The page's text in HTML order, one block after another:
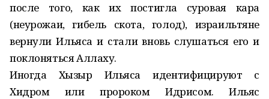
после того, как их постигла суровая кара
(неурожаи, гибель скота, голод), израильтяне
вернули Ильяса и стали вновь слушаться его и
поклоняться Аллаху.
Иногда Хызыр Ильяса идентифицируют с
Хидром или пророком Идрисом. Ильяс